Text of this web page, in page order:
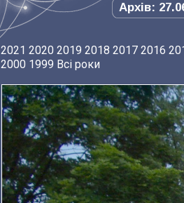
Архів:
2021 2020 2019 2018 2017 2016
2000 1999 Всі роки